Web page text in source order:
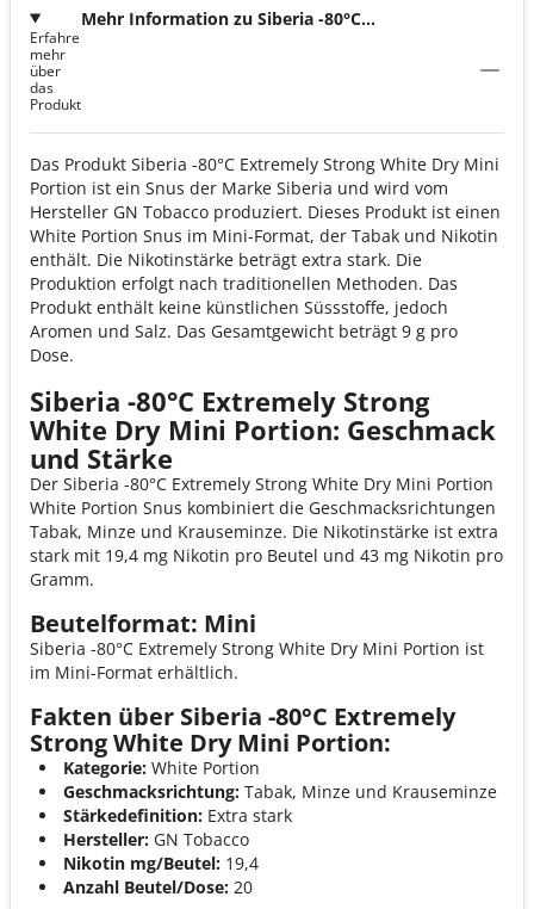
Mehr Information zu Siberia -80°C
Erfahre
mehr
über
das
Produkt
Das Produkt Siberia -80°C Extremely Strong White Dry Mini
Portion ist ein Snus der Marke Siberia und wird vom
Hersteller GN Tobacco produziert. Dieses Produkt ist einen
White Portion Snus im Mini-Format, der Tabak und Nikotin
enthält. Die Nikotinstärke beträgt extra stark. Die
Produktion erfolgt nach traditionellen Methoden. Das
Produkt enthält keine künstlichen Süssstoffe, jedoch
Aromen und Salz. Das Gesamtgewicht beträgt 9 g pro
Dose.
Siberia -80°C Extremely Strong
White Dry Mini Portion: Geschmack
und Stärke
Der Siberia -80°C Extremely Strong White Dry Mini Portion
White Portion Snus kombiniert die Geschmacksrichtungen
Tabak, Minze und Krauseminze. Die Nikotinstärke ist extra
stark mit 19,4 mg Nikotin pro Beutel und 43 mg Nikotin pro
Gramm.
Beutelformat: Mini
Siberia -80°C Extremely Strong White Dry Mini Portion ist
im Mini-Format erhältlich.
Fakten über Siberia -80°C Extremely
Strong White Dry Mini Portion:
Kategorie: White Portion
Geschmacksrichtung: Tabak, Minze und Krauseminze
Stärkedefinition: Extra stark
Hersteller: GN Tobacco
Nikotin mg/Beutel: 19,4
Anzahl Beutel/Dose: 20